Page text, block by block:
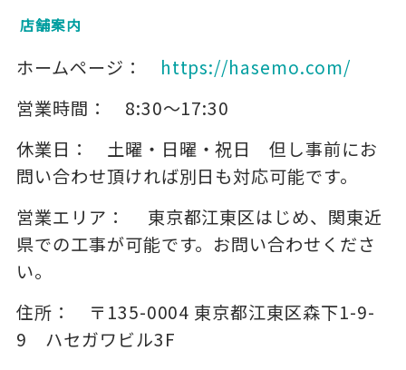
店舗案内
ホームページ：
https://hasemo.com/
営業時間：
8:30～17:30
休業日：
土曜・日曜・祝日 但し事前にお
問い合わせ頂ければ別日も対応可能です。
営業エリア：
東京都江東区はじめ、関東近
県での工事が可能です。お問い合わせくださ
い。
住所：
〒135-0004 東京都江東区森下1-9-
9 ハセガワビル3F